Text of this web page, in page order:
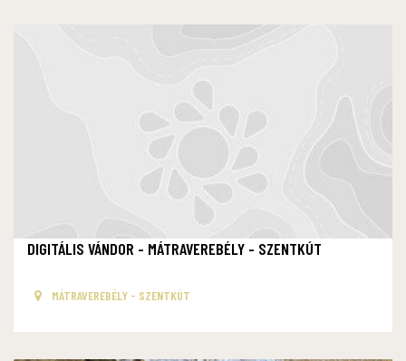
DIGITÁLIS VÁNDOR - MÁTRAVEREBÉLY - SZENTKÚT
MÁTRAVEREBÉLY - SZENTKÚT